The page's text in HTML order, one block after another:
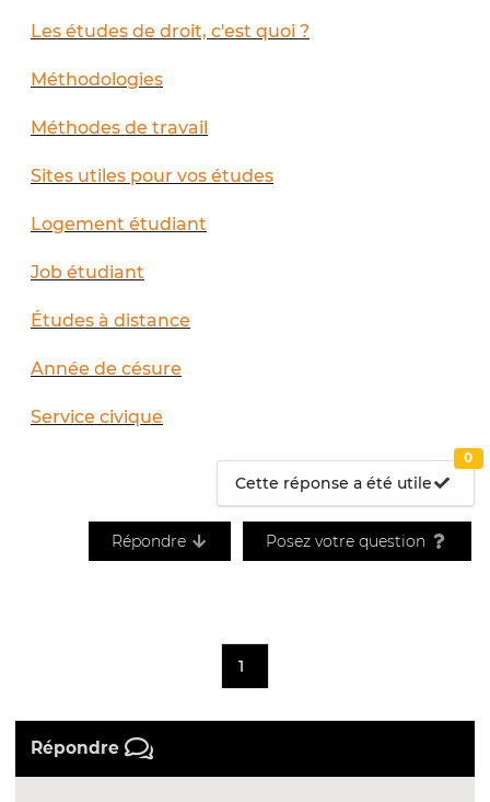
Les études de droit, c'est quoi ?
Méthodologies
Méthodes de travail
Sites utiles pour vos études
Logement étudiant
Job étudiant
Études à distance
Année de césure
Service civique
Cette réponse a été utile
0
Répondre Posez votre question
1
Répondre